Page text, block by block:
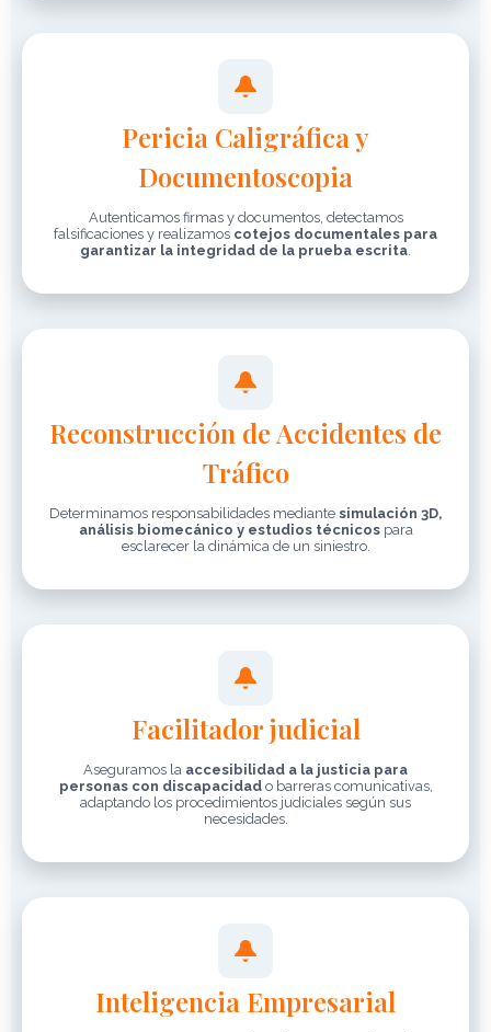
Pericia Caligráfica y
Documentoscopia
Autenticamos firmas y documentos, detectamos
falsificaciones y realizamos cotejos documentales para
garantizar la integridad de la prueba escrita
Reconstrucción de Accidentes de
Tráfico
Determinamos responsabilidades mediante simulación 3D,
análisis biomecánico y estudios técnicospara
esclarecer la dinámica de un siniestro.
Facilitador judicial
Aseguramos la accesibilidad a la justicia para
personas con discapacidado barreras comunicativas,
adaptando los procedimientos judiciales según sus
necesidades.
Inteligencia Empresarial